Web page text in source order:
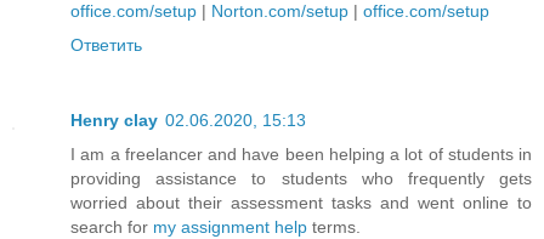
office.com/setup | Norton.com/setup | office.com/setup
Ответить
Henry clay 02.06.2020, 15:13
I am a freelancer and have been helping a lot of students in
providing assistance to students who frequently gets
worried about their assessment tasks and went online to
search for my assignment help terms.